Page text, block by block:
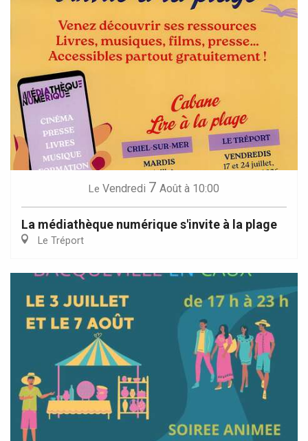
Le Vendredi 7 Août à 10:00
La médiathèque numérique s'invite à la plage
Le Tréport